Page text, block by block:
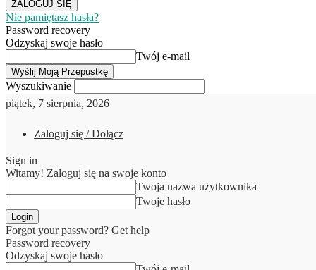
Nie pamiętasz hasła?
Password recovery
Odzyskaj swoje hasło
Twój e-mail
Wyszukiwanie
piątek, 7 sierpnia, 2026
Zaloguj się / Dołącz
Sign in
Witamy! Zaloguj się na swoje konto
Twoja nazwa użytkownika
Twoje hasło
Forgot your password? Get help
Password recovery
Odzyskaj swoje hasło